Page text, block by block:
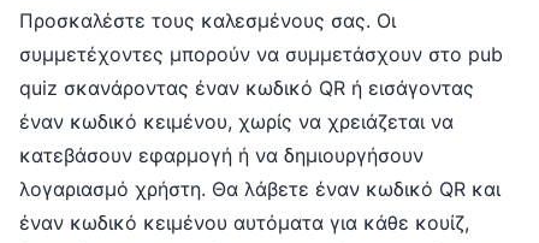
Προσκαλέστε τους καλεσμένους σας. Οι
συμμετέχοντες μπορούν να συμμετάσχουν στο pub
quiz σκανάροντας έναν κωδικό QR ή εισάγοντας
έναν κωδικό κειμένου, χωρίς να χρειάζεται να
κατεβάσουν εφαρμογή ή να δημιουργήσουν
λογαριασμό χρήστη. Θα λάβετε έναν κωδικό QR και
έναν κωδικό κειμένου αυτόματα για κάθε κουίζ,